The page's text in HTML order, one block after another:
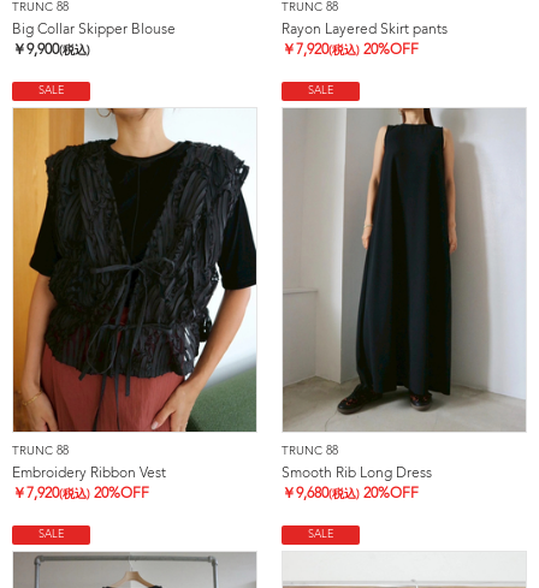
TRUNC 88
Big Collar Skipper Blouse
￥9,900(税込)
TRUNC 88
Rayon Layered Skirt pants
￥ 7,920(税込) 20%OFF
SALE
TRUNC 88
Embroidery Ribbon Vest
￥ 7,920(税込) 20%OFF
SALE
TRUNC 88
Smooth Rib Long Dress
￥9,680(税込) 20%OFF
SALE SALE